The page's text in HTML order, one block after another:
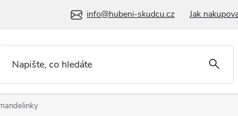
info@hubeni-skudcu.cz Jak